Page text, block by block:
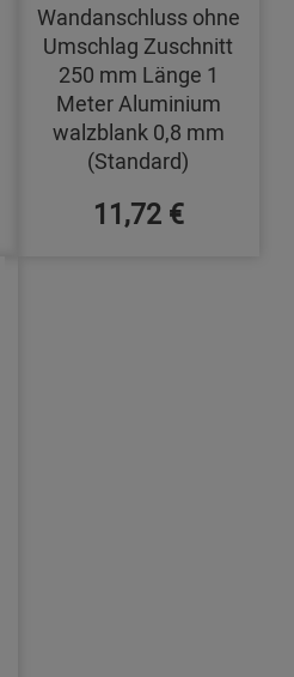
Wandanschluss ohne
Umschlag Zuschnitt
250 mm Länge 1
Meter Aluminium
walzblank 0,8 mm
(Standard)
11,72 €